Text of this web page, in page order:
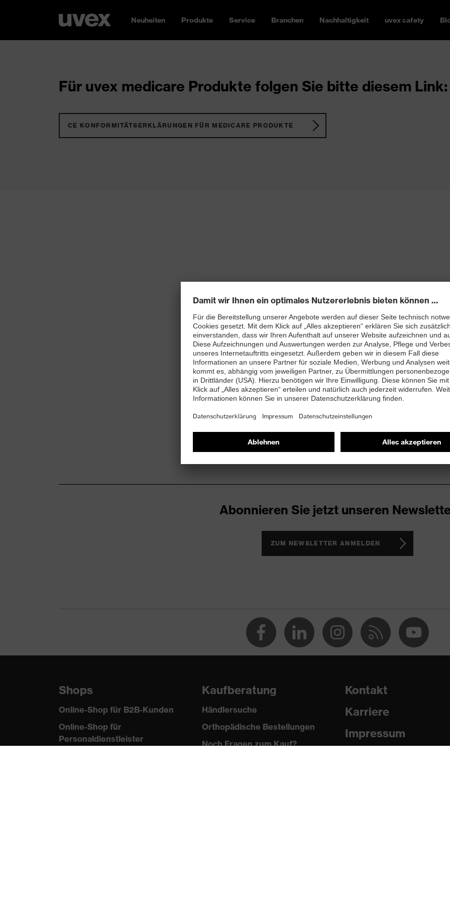
Neuheiten Produkte Service Branchen Nachhaltigkeit uvex safety
Für uvex medicare Produkte folgen Sie bitte diesem Link:
CE KONFORMITÄTSERKLÄRUNGEN FÜR MEDICARE PRODUKTE
Abonnieren Sie jetzt unseren
ZUM NEWSLETTER ANMELDEN
Shops
Online-Shop für B2B-Kunden
Online-Shop für
Personaldienstleister
Kaufberatung
Händlersuche
Orthopädische Bestellungen
Noch Fragen zum Kauf?
Kontakt
Karriere
Impressum